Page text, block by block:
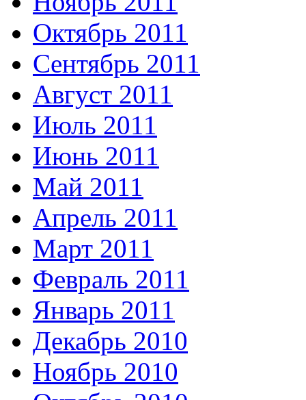
Октябрь 2011
Сентябрь 2011
Август 2011
Июль 2011
Июнь 2011
Май 2011
Апрель 2011
Март 2011
Февраль 2011
Январь 2011
Декабрь 2010
Ноябрь 2010